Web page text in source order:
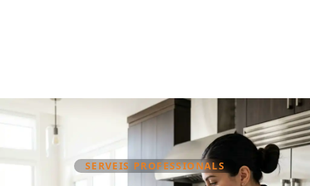
SERVEIS PROFESSIONALS